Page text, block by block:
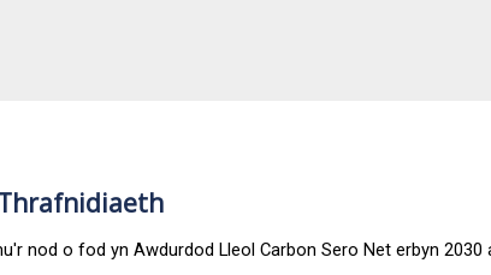
nod o fod yn Awdurdod Lleol Carbon Sero Net erbyn